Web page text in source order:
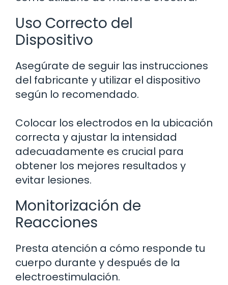
Uso Correcto del
Dispositivo
Asegúrate de seguir las instrucciones
del fabricante y utilizar el dispositivo
según lo recomendado.
Colocar los electrodos en la ubicación
correcta y ajustar la intensidad
adecuadamente es crucial para
obtener los mejores resultados y
evitar lesiones.
Monitorización de
Reacciones
Presta atención a cómo responde tu
cuerpo durante y después de la
electroestimulación.